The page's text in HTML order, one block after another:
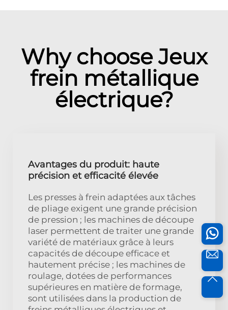
Why choose Jeux
frein métallique
électrique?
Avantages du produit: haute
précision et efficacité élevée
Les presses à frein adaptées aux tâches
de pliage exigent une grande précision
de pression ; les machines de découpe
laser permettent de traiter une grande
variété de matériaux grâce à leurs
capacités de découpe efficace et
hautement précise ; les machines de
roulage, dotées de performances
supérieures en matière de formage,
sont utilisées dans la production de